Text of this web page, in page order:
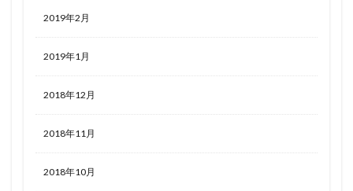
2019年2月
2019年1月
2018年12月
2018年11月
2018年10月